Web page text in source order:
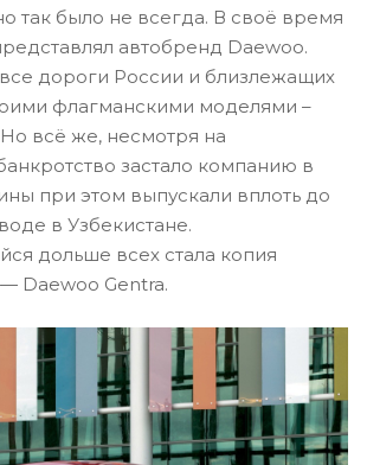
так было не всегда. В своё время
автобренд Daewoo.
дороги России и близлежащих
флагманскими моделями –
всё же, несмотря на
застало компанию в
при этом выпускали вплоть до
в Узбекистане.
дольше всех стала копия
Daewoo Gentra.